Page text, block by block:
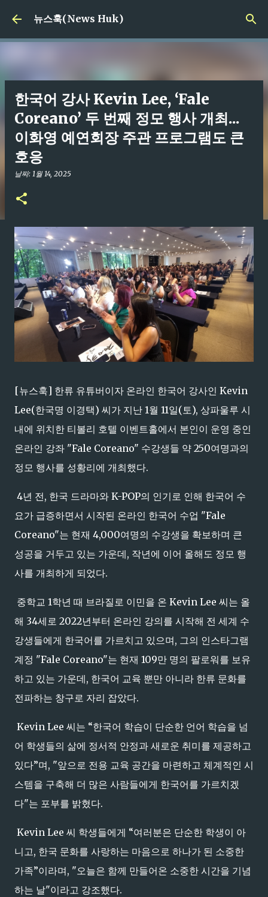
기본 콘텐츠로 건너뛰기
뉴스훅(News Huk)
한국어 강사 Kevin Lee, ‘Fale
Coreano’ 두 번째 정모 행사 개최...
이화영 예연회장 주관 프로그램도 큰
호응
날짜: 1월 14, 2025
[뉴스훅] 한류 유튜버이자 온라인 한국어 강사인 Kevin
Lee(한국명 이경택) 씨가 지난 1월 11일(토), 상파울루 시
내에 위치한 티볼리 호텔 이벤트홀에서 본인이 운영 중인
온라인 강좌 "Fale Coreano" 수강생들 약 250여명과의
정모 행사를 성황리에 개최했다.
4년 전, 한국 드라마와 K-POP의 인기로 인해 한국어 수
요가 급증하면서 시작된 온라인 한국어 수업 "Fale
Coreano"는 현재 4,000여명의 수강생을 확보하며 큰
성공을 거두고 있는 가운데, 작년에 이어 올해도 정모 행
사를 개최하게 되었다.
중학교 1학년 때 브라질로 이민을 온 Kevin Lee 씨는 올
해 34세로 2022년부터 온라인 강의를 시작해 전 세계 수
강생들에게 한국어를 가르치고 있으며, 그의 인스타그램
계정 "Fale Coreano"는 현재 109만 명의 팔로워를 보유
하고 있는 가운데, 한국어 교육 뿐만 아니라 한류 문화를
전파하는 창구로 자리 잡았다.
Kevin Lee 씨는 “한국어 학습이 단순한 언어 학습을 넘
어 학생들의 삶에 정서적 안정과 새로운 취미를 제공하고
있다”며, "앞으로 전용 교육 공간을 마련하고 체계적인 시
스템을 구축해 더 많은 사람들에게 한국어를 가르치겠
다"는 포부를 밝혔다.
Kevin Lee 씨 학생들에게 “여러분은 단순한 학생이 아
니고, 한국 문화를 사랑하는 마음으로 하나가 된 소중한
가족”이라며, "오늘은 함께 만들어온 소중한 시간을 기념
하는 날"이라고 강조했다.